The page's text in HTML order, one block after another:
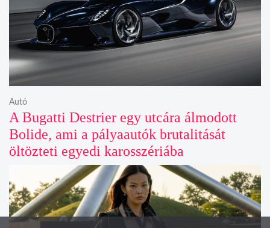
A Bugatti Destrier egy utcára álmodott
Bolide, ami a pályaautók brutalitását
öltözteti egyedi karosszériába
Autó